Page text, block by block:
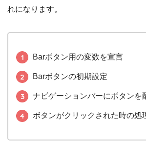
れになります。
Barボタン用の変数を宣言
Barボタンの初期設定
ナビゲーションバーにボタンを
ボタンがクリックされた時の処